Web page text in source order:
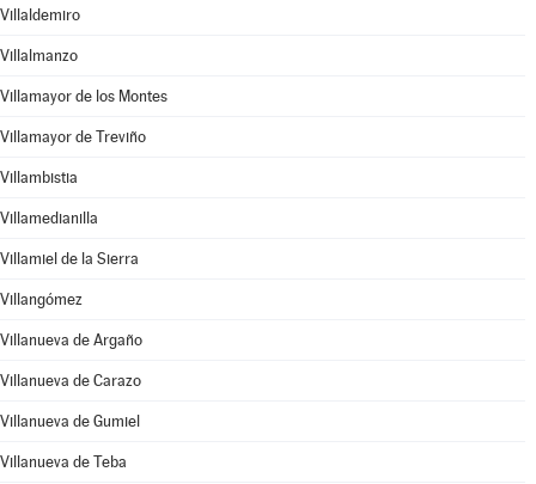
Villaldemiro
Villalmanzo
Villamayor de los Montes
Villamayor de Treviño
Villambistia
Villamedianilla
Villamiel de la Sierra
Villangómez
Villanueva de Argaño
Villanueva de Carazo
Villanueva de Gumiel
Villanueva de Teba